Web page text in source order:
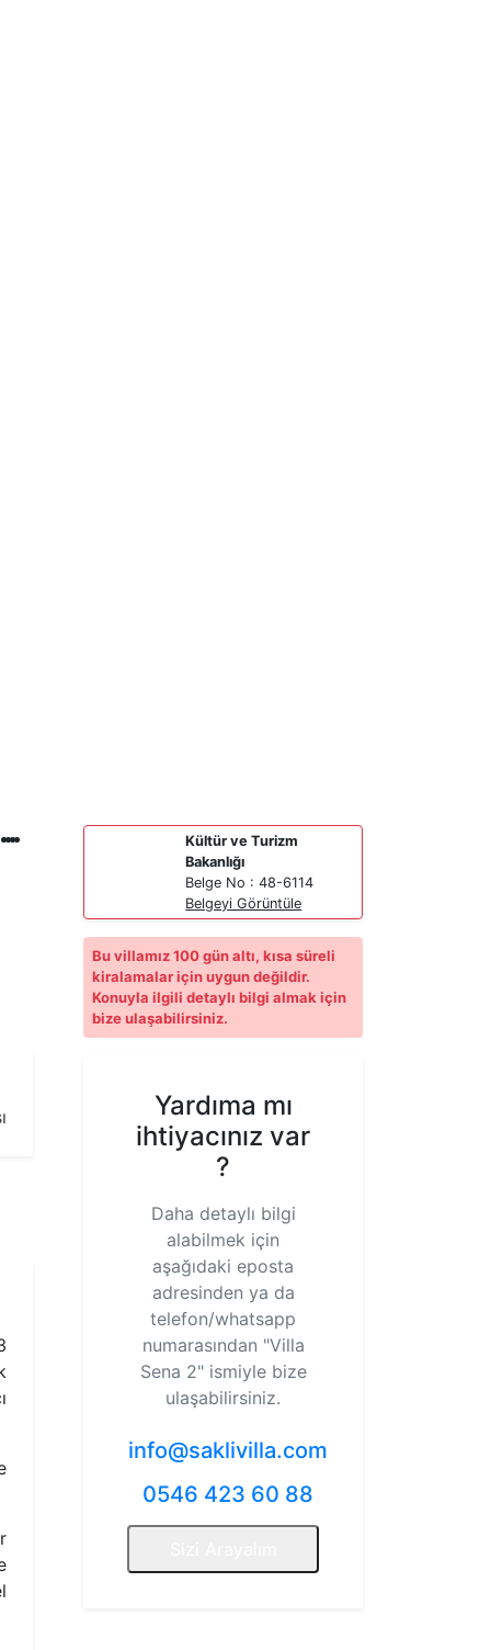
Kültür ve Turizm
Bakanlığı
Belge No : 48-6114
Belgeyi Görüntüle
Bu villamız 100 gün altı, kısa süreli
kiralamalar için uygun değildir.
Konuyla ilgili detaylı bilgi almak için
bize ulaşabilirsiniz.
Yardıma mı
ihtiyacınız var
?
Daha detaylı bilgi
alabilmek için
aşağıdaki eposta
adresinden ya da
telefon/whatsapp
numarasından "Villa
Sena 2"ismiyle bize
ulaşabilirsiniz.
info@saklivilla.com
0546 423 60 88